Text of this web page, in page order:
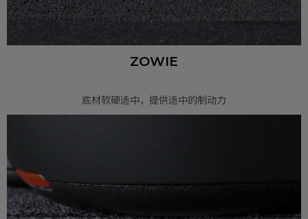
ZOWIE
底材软硬适中，提供适中的制动力